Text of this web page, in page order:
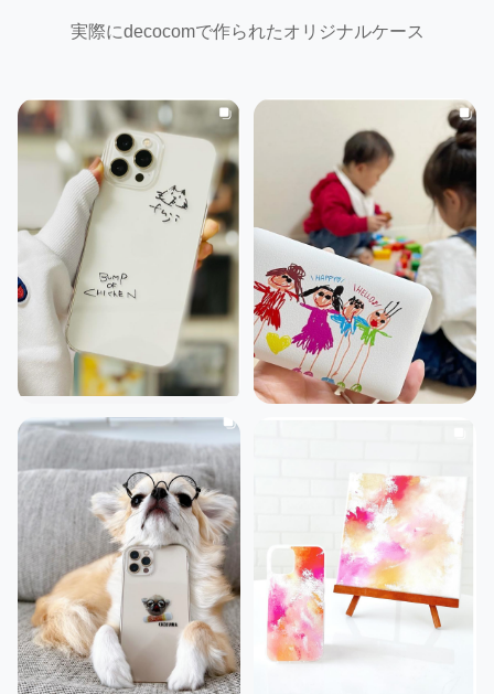
実際にdecocomで作られたオリジナルケース